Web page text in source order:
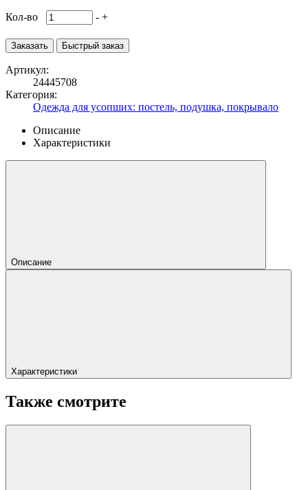
Кол-во - +
Заказать Быстрый заказ
Артикул:
24445708
Категория:
Одежда для усопших: постель, подушка, покрывало
Описание
Характеристики
Описание
Характеристики
Также смотрите